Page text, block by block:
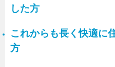
した方
これからも長く快適に
方